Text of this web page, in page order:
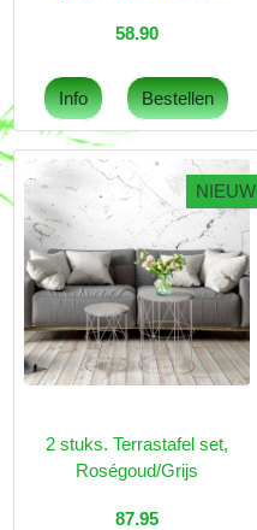
58.90
NIEUW
2 stuks. Terrastafel set,
Roségoud/Grijs
87.95